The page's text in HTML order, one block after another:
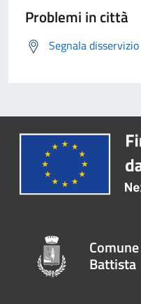
Problemi in città
Segnala disservizio
Battista